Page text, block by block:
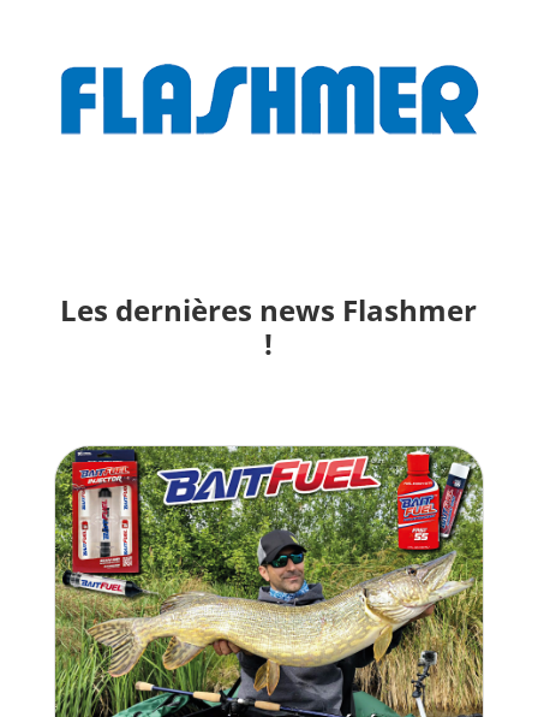
Les dernières news Flashmer
!